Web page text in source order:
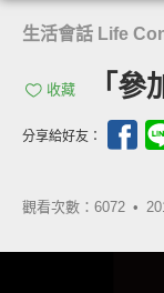
生活會話 Life
收藏 「
分享給好友：
觀看次數：6072 •